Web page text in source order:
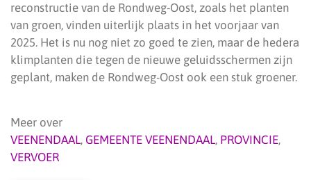
reconstructie van de Rondweg-Oost, zoals het planten
van groen, vinden uiterlijk plaats in het voorjaar van
2025. Het is nu nog niet zo goed te zien, maar de hedera
klimplanten die tegen de nieuwe geluidsschermen zijn
geplant, maken de Rondweg-Oost ook een stuk groener.
Meer over
VEENENDAAL, GEMEENTE VEENENDAAL, PROVINCIE,
VERVOER